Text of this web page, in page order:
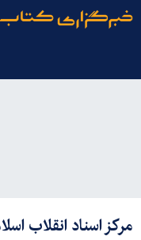
مرکز اسناد انقلاب